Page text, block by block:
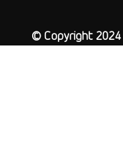
© Copyright 2024